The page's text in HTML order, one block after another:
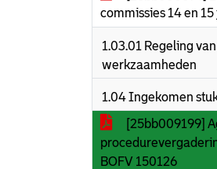
commissies 14 en
1.03.01 Regeling van
werkzaamheden
1.04 Ingekomen
[25bb009199]
BOFV 150126